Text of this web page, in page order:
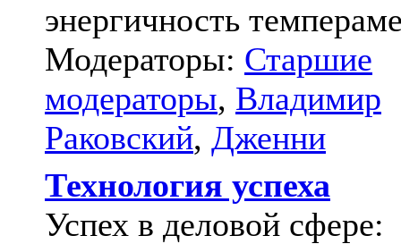
энергичность
Модераторы: Старшие
модераторы, Владимир
Раковский, Дженни
Технология успеха
Успех в деловой сфере: